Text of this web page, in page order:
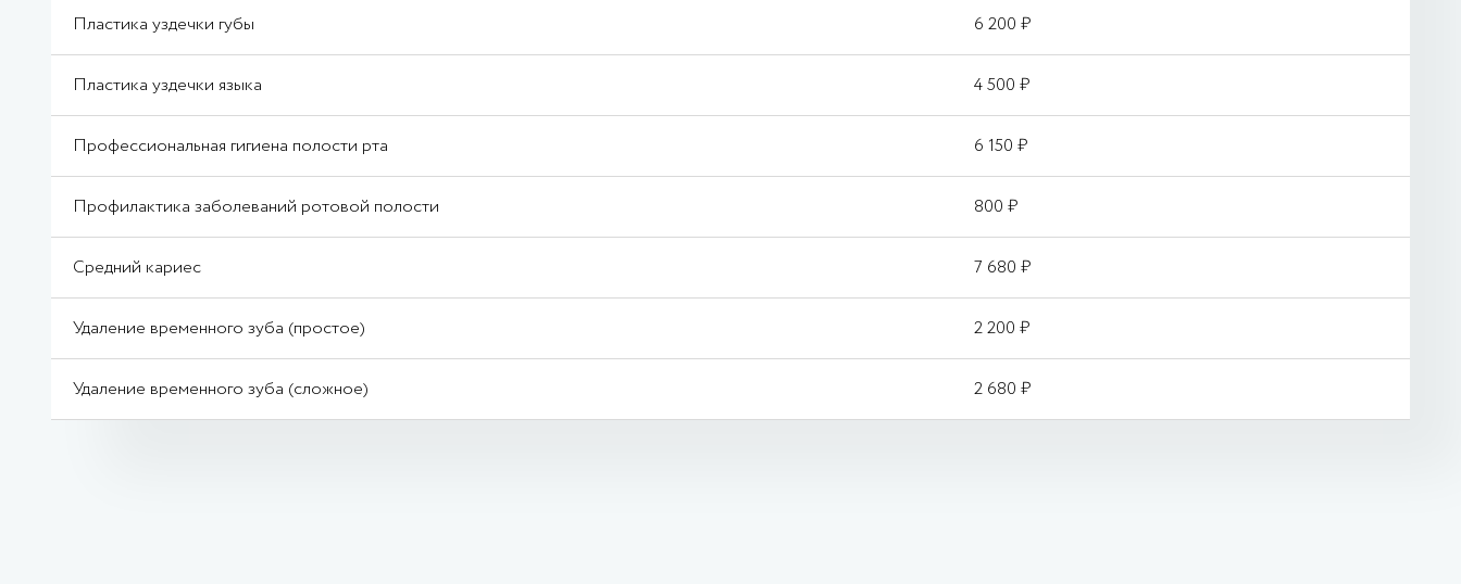
Пластика уздечки губы 6 200 ₽
Пластика уздечки языка 4 500 ₽
Профессиональная гигиена полости рта 6 150 ₽
Профилактика заболеваний ротовой полости 800 ₽
Средний кариес 7 680 ₽
Удаление временного зуба (простое) 2 200 ₽
Удаление временного зуба (сложное) 2 680 ₽